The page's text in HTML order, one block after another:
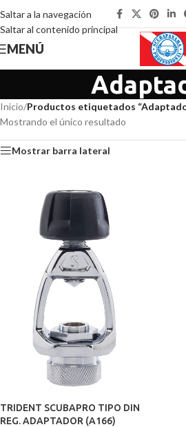
Saltar a la navegación
Saltar al contenido principal
MENÚ
Inicio/Productos etiquetados
Mostrando el único resultado
Mostrar barra lateral
TRIDENT SCUBAPRO TIPO DIN
REG. ADAPTADOR (A166)